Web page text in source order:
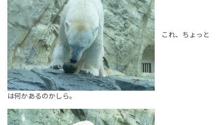
これ、ちょっと
は何かあるのかしら。